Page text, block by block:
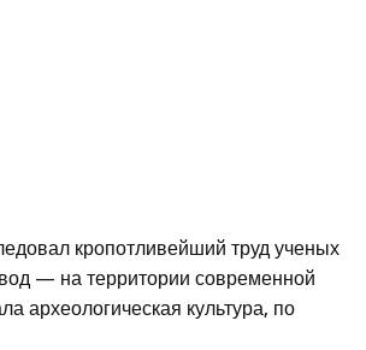
кропотливейший труд ученых
— на территории современной
археологическая культура, по